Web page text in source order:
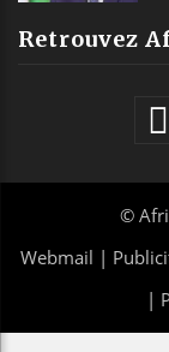
Retrouvez
©
Webmail |
|